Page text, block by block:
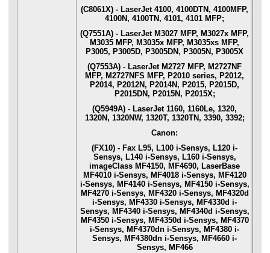
(C8061X) - LaserJet 4100, 4100DTN, 4100MFP,
4100N, 4100TN, 4101, 4101 MFP;
(Q7551A) - LaserJet M3027 MFP, M3027x MFP,
M3035 MFP, M3035x MFP, M3035xs MFP,
P3005, P3005D, P3005DN, P3005N, P3005X
(Q7553A) - LaserJet M2727 MFP, M2727NF
MFP, M2727NFS MFP, P2010 series, P2012,
P2014, P2012N, P2014N, P2015, P2015D,
P2015DN, P2015N, P2015X;
(Q5949A) - LaserJet 1160, 1160Le, 1320,
1320N, 1320NW, 1320T, 1320TN, 3390, 3392;
Canon:
(FX10) - Fax L95, L100 i-Sensys, L120 i-
Sensys, L140 i-Sensys, L160 i-Sensys,
imageClass MF4150, MF4690, LaserBase
MF4010 i-Sensys, MF4018 i-Sensys, MF4120
i-Sensys, MF4140 i-Sensys, MF4150 i-Sensys,
MF4270 i-Sensys, MF4320 i-Sensys, MF4320d
i-Sensys, MF4330 i-Sensys, MF4330d i-
Sensys, MF4340 i-Sensys, MF4340d i-Sensys,
MF4350 i-Sensys, MF4350d i-Sensys, MF4370
i-Sensys, MF4370dn i-Sensys, MF4380 i-
Sensys, MF4380dn i-Sensys, MF4660 i-
Sensys, MF466